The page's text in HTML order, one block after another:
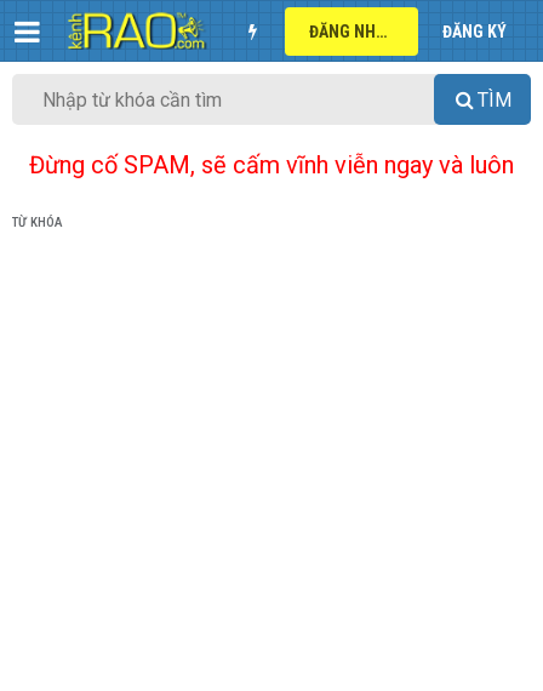
ĐĂNG NHẬP ĐĂNG KÝ
TÌM
Đừng cố SPAM, sẽ cấm vĩnh viễn ngay và luôn
TỪ KHÓA